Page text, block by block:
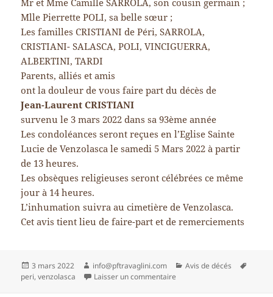
Mr et Mme Camille SARROLA, son cousin germain ;
Mlle Pierrette POLI, sa belle sœur ;
Les familles CRISTIANI de Péri, SARROLA,
CRISTIANI- SALASCA, POLI, VINCIGUERRA,
ALBERTINI, TARDI
Parents, alliés et amis
ont la douleur de vous faire part du décès de
Jean-Laurent CRISTIANI
survenu le 3 mars 2022 dans sa 93ème année
Les condoléances seront reçues en l’Eglise Sainte
Lucie de Venzolasca le samedi 5 Mars 2022 à partir
de 13 heures.
Les obsèques religieuses seront célébrées ce même
jour à 14 heures.
L’inhumation suivra au cimetière de Venzolasca.
Cet avis tient lieu de faire-part et de remerciements
Publié
le
3 mars 2022 Auteur
info@pftravaglini.com Catégories
Avis de décés
peri,venzolasca Laisser un commentaire